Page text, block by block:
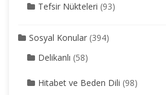
Tefsir Nükteleri (93)
Sosyal Konular (394)
Delikanlı (58)
Hitabet ve Beden Dili (98)